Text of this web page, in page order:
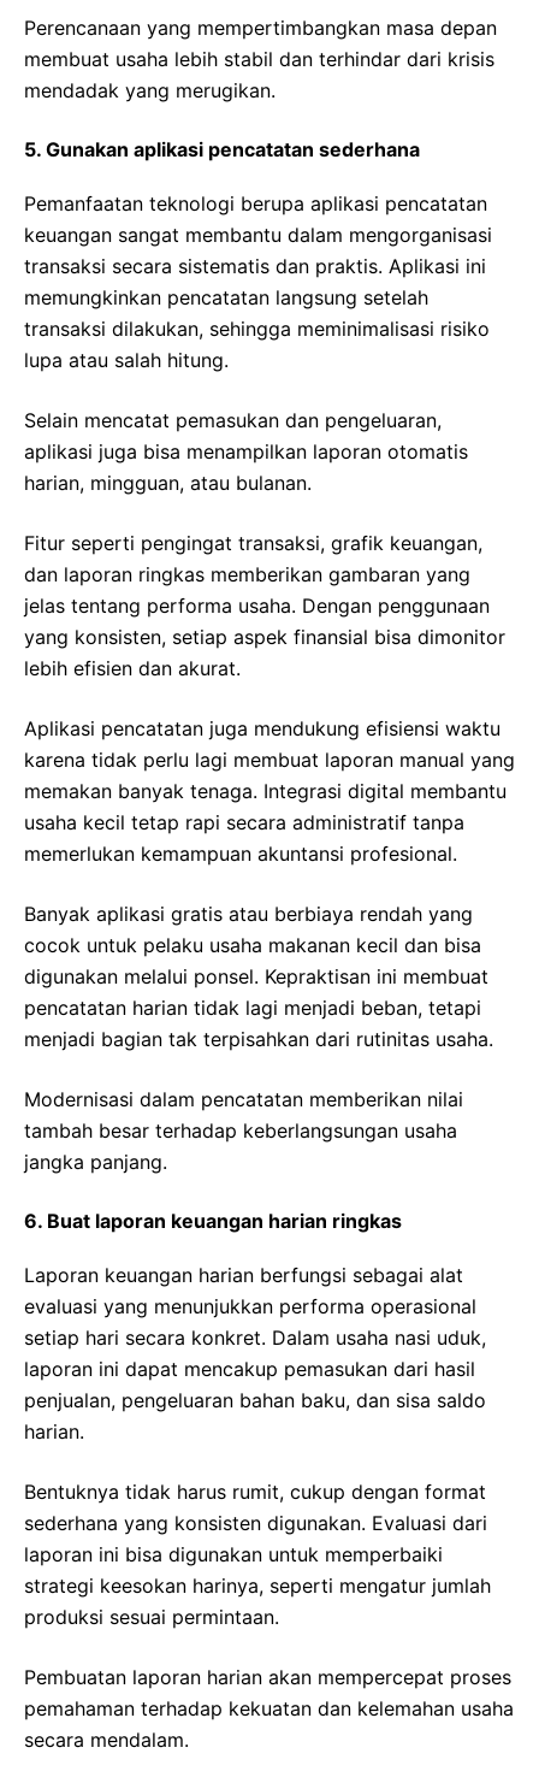
Perencanaan yang mempertimbangkan masa depan
membuat usaha lebih stabil dan terhindar dari krisis
mendadak yang merugikan.
5. Gunakan aplikasi pencatatan sederhana
Pemanfaatan teknologi berupa aplikasi pencatatan
keuangan sangat membantu dalam mengorganisasi
transaksi secara sistematis dan praktis. Aplikasi ini
memungkinkan pencatatan langsung setelah
transaksi dilakukan, sehingga meminimalisasi risiko
lupa atau salah hitung.
Selain mencatat pemasukan dan pengeluaran,
aplikasi juga bisa menampilkan laporan otomatis
harian, mingguan, atau bulanan.
Fitur seperti pengingat transaksi, grafik keuangan,
dan laporan ringkas memberikan gambaran yang
jelas tentang performa usaha. Dengan penggunaan
yang konsisten, setiap aspek finansial bisa dimonitor
lebih efisien dan akurat.
Aplikasi pencatatan juga mendukung efisiensi waktu
karena tidak perlu lagi membuat laporan manual yang
memakan banyak tenaga. Integrasi digital membantu
usaha kecil tetap rapi secara administratif tanpa
memerlukan kemampuan akuntansi profesional.
Banyak aplikasi gratis atau berbiaya rendah yang
cocok untuk pelaku usaha makanan kecil dan bisa
digunakan melalui ponsel. Kepraktisan ini membuat
pencatatan harian tidak lagi menjadi beban, tetapi
menjadi bagian tak terpisahkan dari rutinitas usaha.
Modernisasi dalam pencatatan memberikan nilai
tambah besar terhadap keberlangsungan usaha
jangka panjang.
6. Buat laporan keuangan harian ringkas
Laporan keuangan harian berfungsi sebagai alat
evaluasi yang menunjukkan performa operasional
setiap hari secara konkret. Dalam usaha nasi uduk,
laporan ini dapat mencakup pemasukan dari hasil
penjualan, pengeluaran bahan baku, dan sisa saldo
harian.
Bentuknya tidak harus rumit, cukup dengan format
sederhana yang konsisten digunakan. Evaluasi dari
laporan ini bisa digunakan untuk memperbaiki
strategi keesokan harinya, seperti mengatur jumlah
produksi sesuai permintaan.
Pembuatan laporan harian akan mempercepat proses
pemahaman terhadap kekuatan dan kelemahan usaha
secara mendalam.